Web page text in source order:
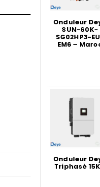
Onduleur
SUN-60K-
SG02HP3-
EM6 –
Onduleur
Triphasé